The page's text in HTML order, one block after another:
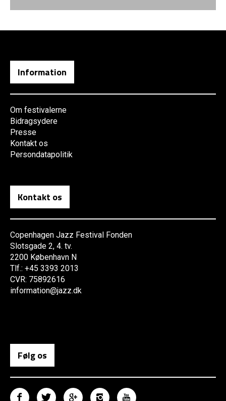
Information
Om festivalerne
Bidragsydere
Presse
Kontakt os
Persondatapolitik
Kontakt os
Copenhagen Jazz Festival Fonden
Slotsgade 2, 4. tv.
2200 København N
Tlf.: +45 3393 2013
CVR: 75892616
information@jazz.dk
Følg os